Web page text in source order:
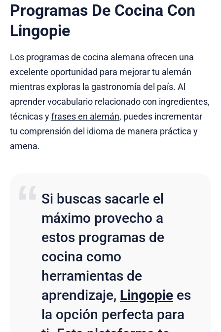
Programas De Cocina Con
Lingopie
Los programas de cocina alemana ofrecen una
excelente oportunidad para mejorar tu alemán
mientras exploras la gastronomía del país. Al
aprender vocabulario relacionado con ingredientes,
técnicas yfrases en alemán, puedes incrementar
tu comprensión del idioma de manera práctica y
amena.
Si buscas sacarle el
máximo provecho a
estos programas de
cocina como
herramientas de
aprendizaje, Lingopie es
la opción perfecta para